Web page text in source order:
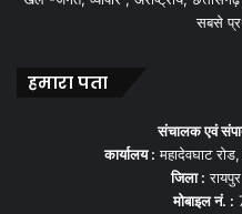
सबसे
हमारा पता
संचालक एवं
कार्यालय : महादेवघाट
जिला :
मोबाइल नं. :